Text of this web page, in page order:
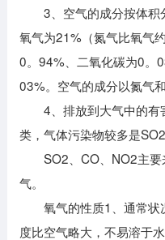
3、空气的成分按体积
氧气为21%（氮气比氧气
0。94%、二氧化碳为0。
03%。空气的成分以氮气
4、排放到大气中的有
类，气体污染物较多是
SO2、CO、NO2主要
气。
氧气的性质1、通常状
度比空气略大，不易溶于